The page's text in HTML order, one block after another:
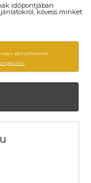
időpontjában
kövess minket
változhatnak,